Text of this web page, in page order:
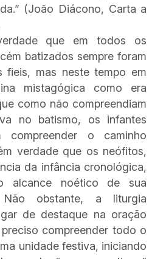
(João Diácono, Carta a
que em todos os
batizados sempre foram
mas neste tempo em
mistagógica como era
como não compreendiam
no batismo, os infantes
compreender o caminho
verdade que os neófitos,
da infância cronológica,
alcance noético de sua
Não obstante, a liturgia
de destaque na oração
compreender todo o
unidade festiva, iniciando